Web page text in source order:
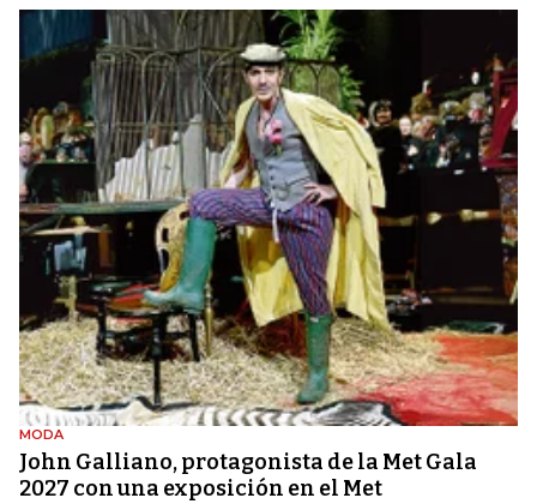
MODA
John Galliano, protagonista de la Met Gala
2027 con una exposición en el Met